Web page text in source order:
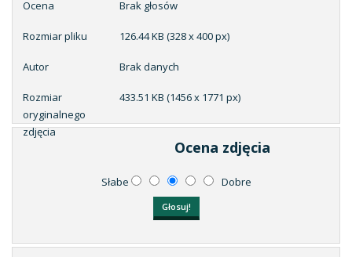
Ocena Brak głosów
Rozmiar pliku 126.44 KB (328 x 400 px)
Autor Brak danych
Rozmiar
oryginalnego
zdjęcia
433.51 KB (1456 x 1771 px)
Ocena zdjęcia
Słabe Dobre